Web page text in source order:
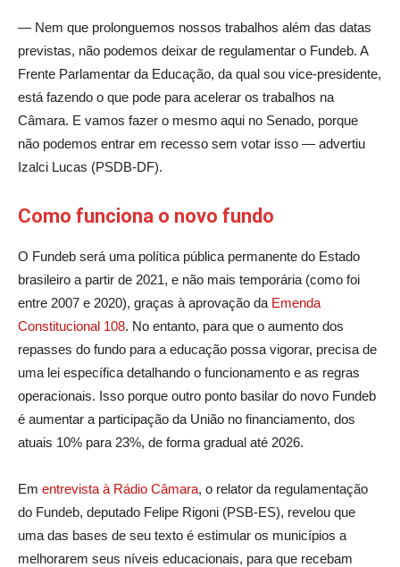
— Nem que prolonguemos nossos trabalhos além das datas
previstas, não podemos deixar de regulamentar o Fundeb. A
Frente Parlamentar da Educação, da qual sou vice-presidente,
está fazendo o que pode para acelerar os trabalhos na
Câmara. E vamos fazer o mesmo aqui no Senado, porque
não podemos entrar em recesso sem votar isso — advertiu
Izalci Lucas (PSDB-DF).
Como funciona o novo fundo
O Fundeb será uma política pública permanente do Estado
brasileiro a partir de 2021, e não mais temporária (como foi
entre 2007 e 2020), graças à aprovação da Emenda
Constitucional 108. No entanto, para que o aumento dos
repasses do fundo para a educação possa vigorar, precisa de
uma lei específica detalhando o funcionamento e as regras
operacionais. Isso porque outro ponto basilar do novo Fundeb
é aumentar a participação da União no financiamento, dos
atuais 10% para 23%, de forma gradual até 2026.
Em entrevista à Rádio Câmara, o relator da regulamentação
do Fundeb, deputado Felipe Rigoni (PSB-ES), revelou que
uma das bases de seu texto é estimular os municípios a
melhorarem seus níveis educacionais, para que recebam